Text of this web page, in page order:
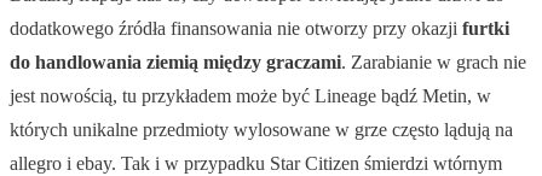
dodatkowego źródła finansowania nie otworzy przy okazji furtki
do handlowania ziemią między graczami. Zarabianie w grach nie
jest nowością, tu przykładem może być Lineage bądź Metin, w
których unikalne przedmioty wylosowane w grze często lądują na
allegro i ebay. Tak i w przypadku Star Citizen śmierdzi wtórnym